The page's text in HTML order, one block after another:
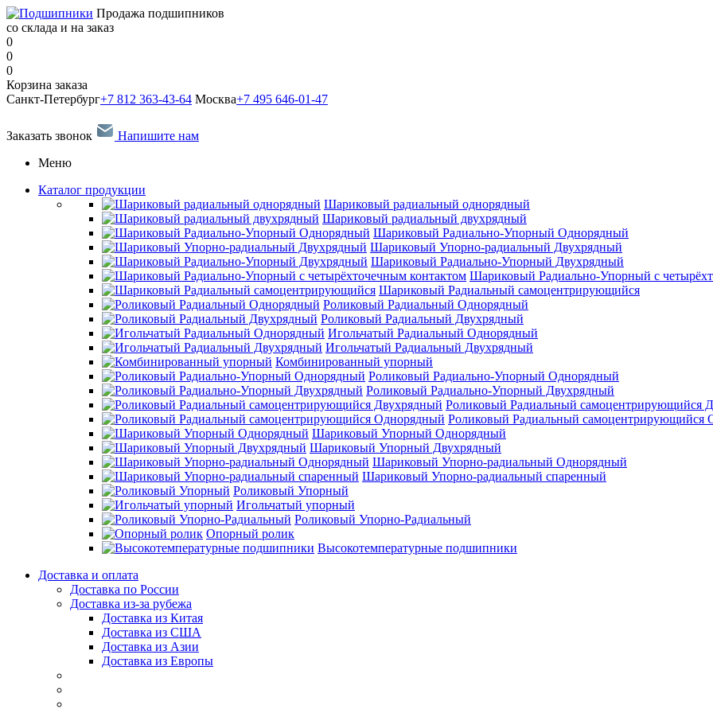
Продажа подшипников
со склада и на заказ
0
0
0
Корзина заказа
Санкт-Петербург+7 812 363-43-64 Москва+7 495 646-01-47
Заказать звонок
Напишите нам
Меню
Каталог продукции
Шариковый радиальный однорядный
Шариковый радиальный двухрядный
Шариковый Радиально-Упорный Однорядный
Шариковый Упорно-радиальный Двухрядный
Шариковый Радиально-Упорный Двухрядный
Шариковый Радиально-Упорный с
Шариковый Радиальный самоцентрирующийся
Роликовый Радиальный Однорядный
Роликовый Радиальный Двухрядный
Игольчатый Радиальный Однорядный
Игольчатый Радиальный Двухрядный
Комбинированный упорный
Роликовый Радиально-Упорный Однорядный
Роликовый Радиально-Упорный Двухрядный
Роликовый Радиальный самоцентрирующийся
Роликовый Радиальный самоцентрирующийся
Шариковый Упорный Однорядный
Шариковый Упорный Двухрядный
Шариковый Упорно-радиальный Однорядный
Шариковый Упорно-радиальный спаренный
Роликовый Упорный
Игольчатый упорный
Роликовый Упорно-Радиальный
Опорный ролик
Высокотемпературные подшипники
Доставка и оплата
Доставка по России
Доставка из-за рубежа
Доставка из Китая
Доставка из США
Доставка из Азии
Доставка из Европы